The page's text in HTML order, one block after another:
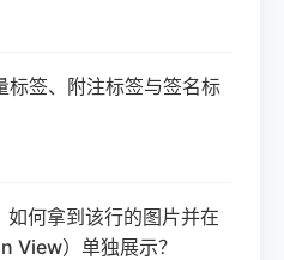
标签、附注标签与签名标
如何拿到该行的图片并在
View）单独展示？